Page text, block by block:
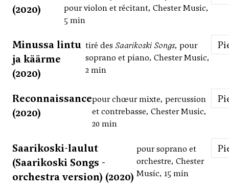
(2020)
pour violon et récitant, Chester Music,
5 min
Minussa lintu
ja käärme
(2020)
tiré des Saarikoski Songs, pour
soprano et piano, Chester Music,
2 min
Reconnaissance
(2020)
pour chœur mixte, percussion
et contrebasse, Chester Music,
20 min
Saarikoski-laulut
(Saarikoski Songs -
orchestra version) (2020)
pour soprano et
orchestre, Chester
Music, 15 min